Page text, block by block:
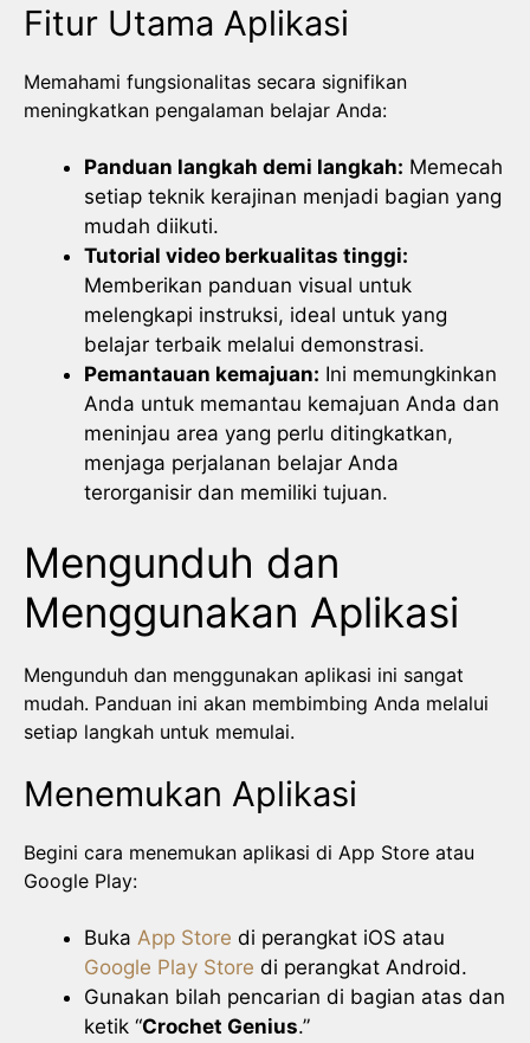
Fitur Utama Aplikasi
Memahami fungsionalitas secara signifikan
meningkatkan pengalaman belajar Anda:
Panduan langkah demi langkah: Memecah
setiap teknik kerajinan menjadi bagian yang
mudah diikuti.
Tutorial video berkualitas tinggi:
Memberikan panduan visual untuk
melengkapi instruksi, ideal untuk yang
belajar terbaik melalui demonstrasi.
Pemantauan kemajuan: Ini memungkinkan
Anda untuk memantau kemajuan Anda dan
meninjau area yang perlu ditingkatkan,
menjaga perjalanan belajar Anda
terorganisir dan memiliki tujuan.
Mengunduh dan
Menggunakan Aplikasi
Mengunduh dan menggunakan aplikasi ini sangat
mudah. Panduan ini akan membimbing Anda melalui
setiap langkah untuk memulai.
Menemukan Aplikasi
Begini cara menemukan aplikasi di App Store atau
Google Play:
Buka App Store di perangkat iOS atau
Google Play Store di perangkat Android.
Gunakan bilah pencarian di bagian atas dan
ketik “Crochet Genius.”